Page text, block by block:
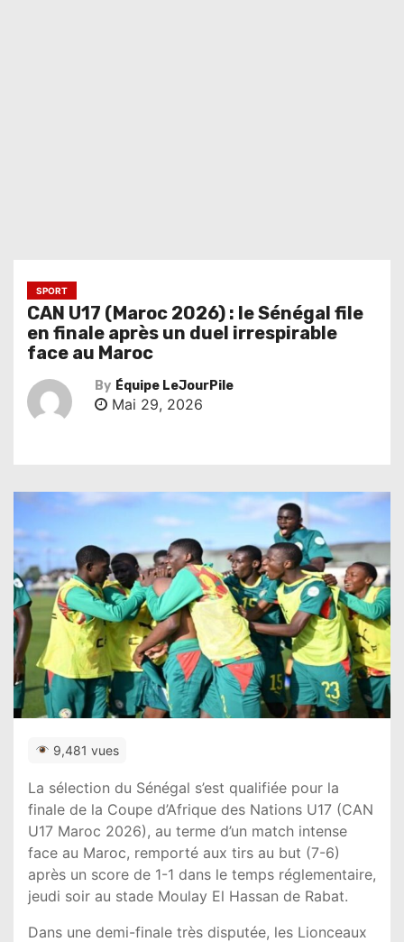
SPORT
CAN U17 (Maroc 2026) : le Sénégal file
en finale après un duel irrespirable
face au Maroc
By Équipe LeJourPile
Mai 29, 2026
9,481 vues
La sélection du Sénégal s’est qualifiée pour la
finale de la Coupe d’Afrique des Nations U17 (CAN
U17 Maroc 2026), au terme d’un match intense
face au Maroc, remporté aux tirs au but (7-6)
après un score de 1-1 dans le temps réglementaire,
jeudi soir au stade Moulay El Hassan de Rabat.
Dans une demi-finale très disputée, les Lionceaux